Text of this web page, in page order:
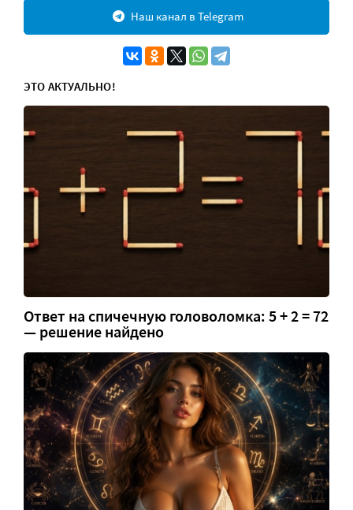
Наш канал в Telegram
ЭТО АКТУАЛЬНО!
Ответ на спичечную головоломка: 5 + 2 = 72
— решение найдено